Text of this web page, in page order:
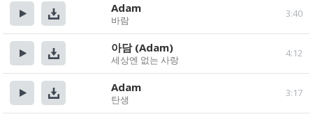
Прослушать
Скачать
3:40
Adam
바람
Прослушать
Скачать
4:12
아담 (Adam)
세상엔 없는 사랑
Прослушать
Скачать
3:17
Adam
탄생